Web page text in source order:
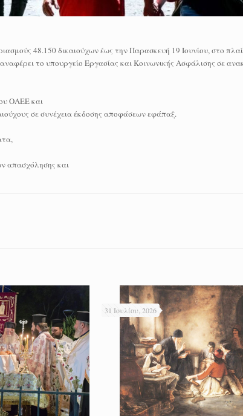
48.150 δικαιούχων έως την Παρασκευή 19 Ιουνίου, στο
το υπουργείο Εργασίας και Κοινωνικής Ασφάλισης σε
ΟΑΕΕ και
σε συνέχεια έκδοσης αποφάσεων εφάπαξ.
απασχόλησης και
31 Ιουλίου, 2026